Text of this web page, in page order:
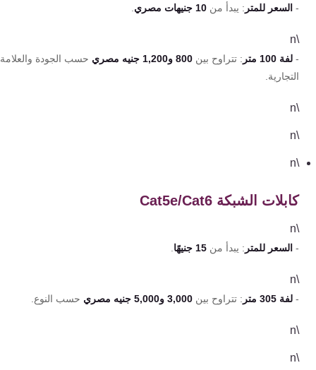
السعر للمتر: يبدأ من10 جنيهات مصري .
لفة 100 متر : تتراوح بين800 و1,200 جنيه مصري
حسب الجودة والعلامة
التجارية.
\n
كابلات الشبكة Cat5e/Cat6
السعر للمتر: يبدأ من15 جنيهًا .
لفة 305 متر : تتراوح بين3,000 و5,000 جنيه مصري حسب النوع.